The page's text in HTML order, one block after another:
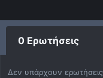
0 Ερωτήσεις
Δεν υπάρχουν ερωτήσεις